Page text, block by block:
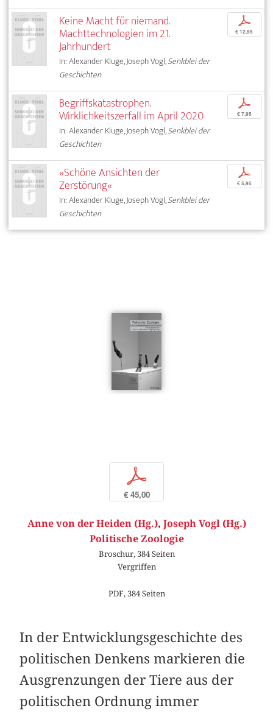
Keine Macht für niemand.
Machttechnologien im 21.
Jahrhundert
In: Alexander Kluge, Joseph Vogl,Senkblei der
Geschichten
p
€ 12,95
Begriffskatastrophen.
Wirklichkeitszerfall im April 2020
In: Alexander Kluge, Joseph Vogl,Senkblei der
Geschichten
p
€ 7,95
»Schöne Ansichten der
Zerstörung«
In: Alexander Kluge, Joseph Vogl,Senkblei der
Geschichten
p
€ 5,95
p
€ 45,00
Anne von der Heiden (Hg.), Joseph Vogl (Hg.)
Politische Zoologie
Broschur, 384 Seiten
Vergriffen
PDF, 384 Seiten
In der Entwicklungsgeschichte des
politischen Denkens markieren die
Ausgrenzungen der Tiere aus der
politischen Ordnung immer